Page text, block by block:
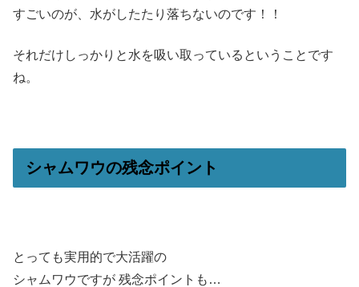
すごいのが、水がしたたり落ちないのです！！
それだけしっかりと水を吸い取っているということです
ね。
シャムワウの残念ポイント
とっても実用的で大活躍の
シャムワウですが 残念ポイントも…